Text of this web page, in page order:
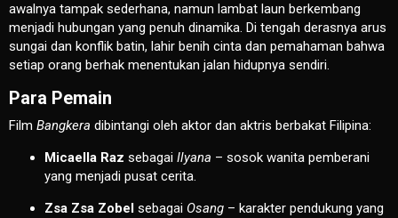
awalnya tampak sederhana, namun lambat laun berkembang
menjadi hubungan yang penuh dinamika. Di tengah derasnya arus
sungai dan konflik batin, lahir benih cinta dan pemahaman bahwa
setiap orang berhak menentukan jalan hidupnya sendiri.
Para Pemain
Film Bangkera dibintangi oleh aktor dan aktris berbakat Filipina:
Micaella Raz sebagai Ilyana – sosok wanita pemberani
yang menjadi pusat cerita.
Zsa Zsa Zobel sebagai Osang – karakter pendukung yang